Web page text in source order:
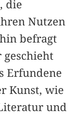
die
Nutzen
befragt
geschieht
Erfundene
Kunst, wie
und